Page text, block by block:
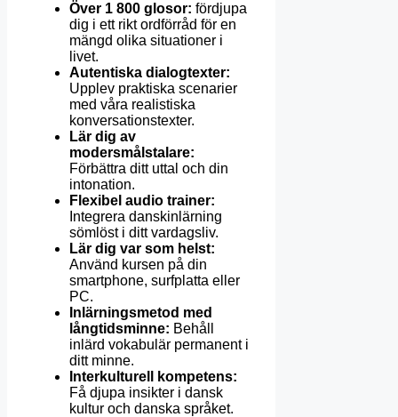
Över 1 800 glosor: fördjupa
dig i ett rikt ordförråd för en
mängd olika situationer i
livet.
Autentiska dialogtexter:
Upplev praktiska scenarier
med våra realistiska
konversationstexter.
Lär dig av
modersmålstalare:
Förbättra ditt uttal och din
intonation.
Flexibel audio trainer:
Integrera danskinlärning
sömlöst i ditt vardagsliv.
Lär dig var som helst:
Använd kursen på din
smartphone, surfplatta eller
PC.
Inlärningsmetod med
långtidsminne: Behåll
inlärd vokabulär permanent i
ditt minne.
Interkulturell kompetens:
Få djupa insikter i dansk
kultur och danska språket.